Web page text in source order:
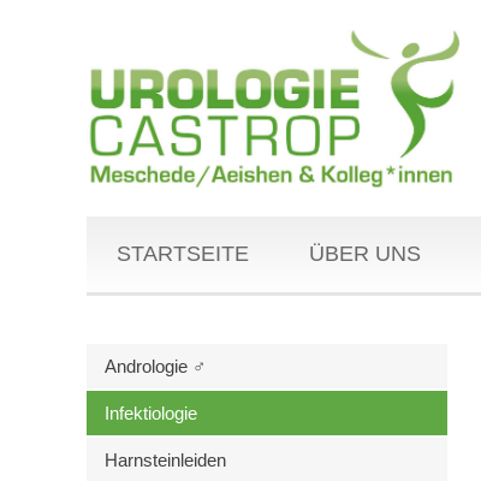
STARTSEITE ÜBER UNS
Andrologie ♂
Infektiologie
Harnsteinleiden